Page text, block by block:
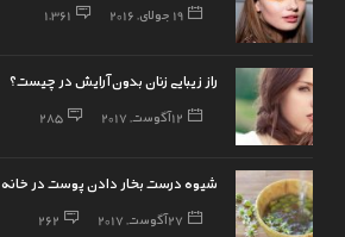
19 جولای, 2016 1,361
راز زیبایی زنان بدون آرایش در چیست؟
12 آگوست, 2017 285
شیوه درست بخار دادن پوست در خانه
27 آگوست, 2017 262